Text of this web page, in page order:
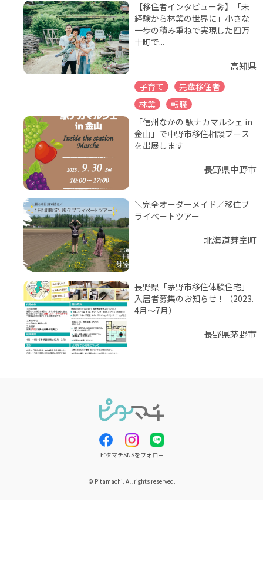
【移住者インタビュー🎤】「未
経験から林業の世界に」小さな
一歩の積み重ねで実現した四万
十町で...
高知県
子育て
先輩移住者
林業
転職
「信州なかの 駅ナカマルシェ in
金山」で中野市移住相談ブース
を出展します
長野県中野市
＼完全オーダーメイド／移住プ
ライベートツアー
北海道芽室町
長野県「茅野市移住体験住宅」
入居者募集のお知らせ！（2023.
4月～7月）
長野県茅野市
ピタマチSNSをフォロー
© Pitamachi. All rights reserved.